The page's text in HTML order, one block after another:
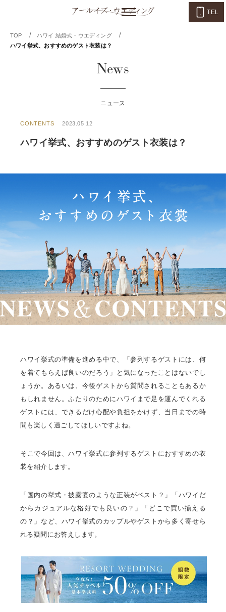
TEL
TOP / ハワイ 結婚式・ウエディング /
ハワイ挙式、おすすめのゲスト衣装は？
News
ニュース
CONTENTS 2023.05.12
ハワイ挙式、おすすめのゲスト衣装は？
ハワイ挙式の準備を進める中で、「参列するゲストには、何
を着てもらえば良いのだろう」と気になったことはないでし
ょうか。あるいは、今後ゲストから質問されることもあるか
もしれません。ふたりのためにハワイまで足を運んでくれる
ゲストには、できるだけ心配や負担をかけず、当日までの時
間も楽しく過ごしてほしいですよね。
そこで今回は、ハワイ挙式に参列するゲストにおすすめの衣
装を紹介します。
「国内の挙式・披露宴のような正装がベスト？」「ハワイだ
からカジュアルな格好でも良いの？」「どこで買い揃える
の？」など、ハワイ挙式のカップルやゲストから多く寄せら
れる疑問にお答えします。